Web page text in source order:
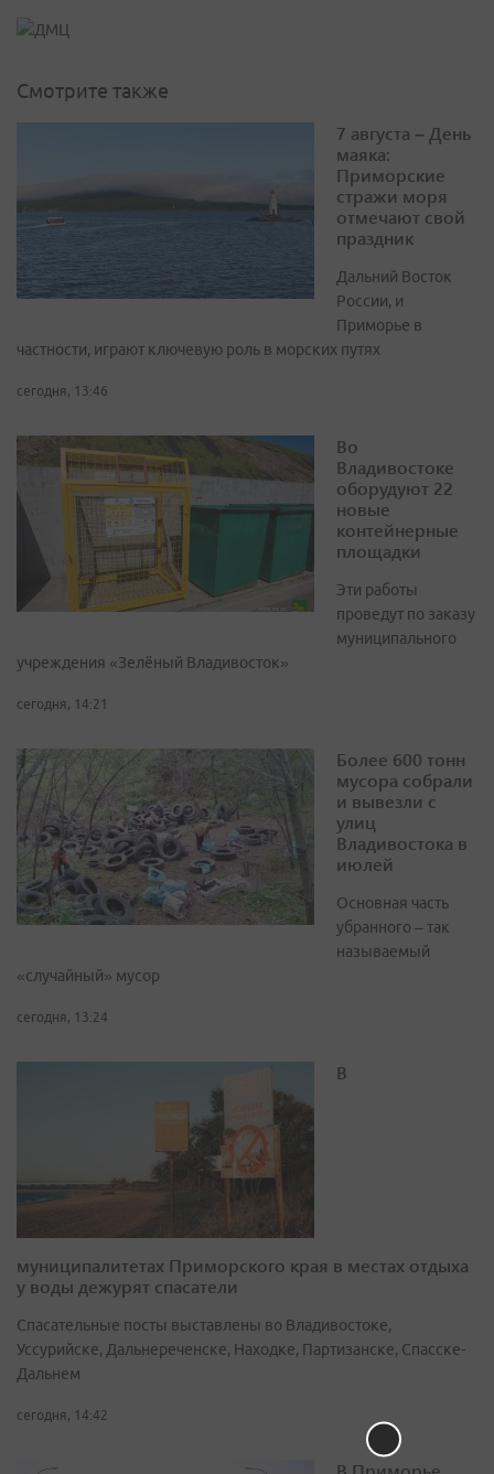
Смотрите также
7 августа – День
маяка:
Приморские
стражи моря
отмечают свой
праздник
Дальний Восток
России, и
Приморье в
частности, играют ключевую роль в морских путях
сегодня, 13:46
Во
Владивостоке
оборудуют 22
новые
контейнерные
площадки
Эти работы
проведут по заказу
муниципального
учреждения «Зелёный Владивосток»
сегодня, 14:21
Более 600 тонн
мусора собрали
и вывезли с
улиц
Владивостока в
июлей
Основная часть
убранного – так
называемый
«случайный» мусор
сегодня, 13:24
В
муниципалитетах Приморского края в местах отдыха
у воды дежурят спасатели
Спасательные посты выставлены во Владивостоке,
Уссурийске, Дальнереченске, Находке, Партизанске, Спасске-
Дальнем
сегодня, 14:42